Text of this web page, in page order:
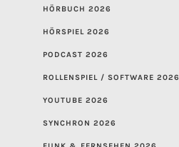
HÖRBUCH 2026
HÖRSPIEL 2026
PODCAST 2026
ROLLENSPIEL / SOFTWARE 2026
YOUTUBE 2026
SYNCHRON 2026